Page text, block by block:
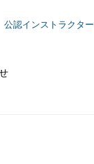
公認インストラクター